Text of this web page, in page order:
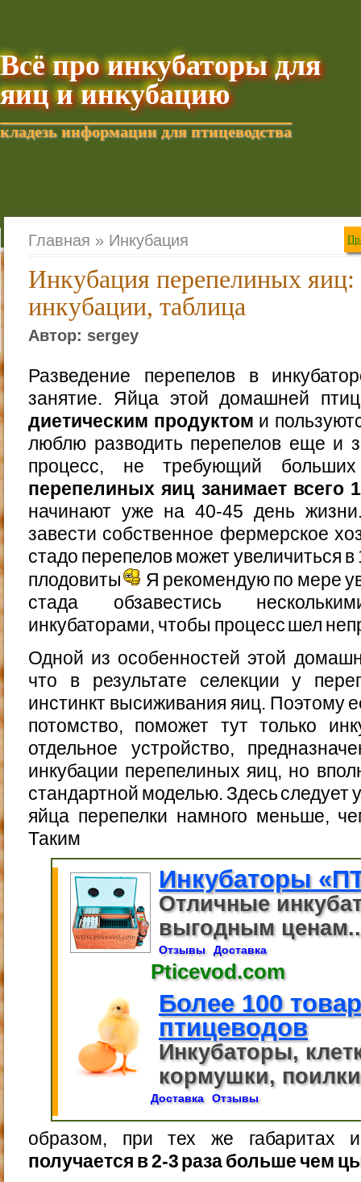
Всё про инкубаторы для
яиц и инкубацию
кладезь информации для птицеводства
Добавить текущую
Главная » Инкубация
Инкубация перепелиных
инкубации, таблица
Автор: sergey
Разведение перепелов в
занятие. Яйца этой домашней
диетическим продуктом и
люблю разводить перепелов еще и
процесс, не требующий
перепелиных яиц занимает всего
начинают уже на 40-45 день
завести собственное фермерское
стадо перепелов может увеличиться
плодовиты
Я рекомендую по мере
стада обзавестись
инкубаторами, чтобы процесс шел
Одной из особенностей этой
что в результате селекции у
инстинкт высиживания яиц. Поэтому
потомство, поможет тут только
отдельное устройство,
инкубации перепелиных яиц, но
стандартной моделью. Здесь следует
яйца перепелки намного меньше,
Таким
Инкубаторы
Отличные
выгодным
Отзывы Доставка
Pticevod.com
Более 100
птицеводов
Инкубаторы,
кормушки,
Доставка Отзывы
образом, при тех же габаритах
получается в 2-3 раза больше чем